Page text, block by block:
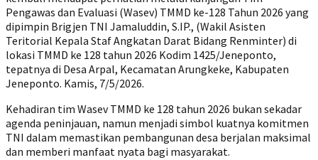
Pengawas dan Evaluasi (Wasev) TMMD ke-128 Tahun 2026 yang
dipimpin Brigjen TNI Jamaluddin, S.IP., (Wakil Asisten
Teritorial Kepala Staf Angkatan Darat Bidang Renminter) di
lokasi TMMD ke 128 tahun 2026 Kodim 1425/Jeneponto,
tepatnya di Desa Arpal, Kecamatan Arungkeke, Kabupaten
Jeneponto. Kamis, 7/5/2026.
Kehadiran tim Wasev TMMD ke 128 tahun 2026 bukan sekadar
agenda peninjauan, namun menjadi simbol kuatnya komitmen
TNI dalam memastikan pembangunan desa berjalan maksimal
dan memberi manfaat nyata bagi masyarakat.